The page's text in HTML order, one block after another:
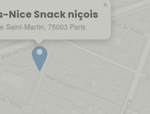
Nice Snack niçois
Saint-Martin, 75003 Paris
×